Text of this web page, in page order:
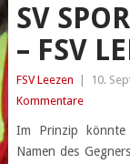
SV
– FSV
FSV Leezen 10.
Kommentare
Im Prinzip könnte
Namen des